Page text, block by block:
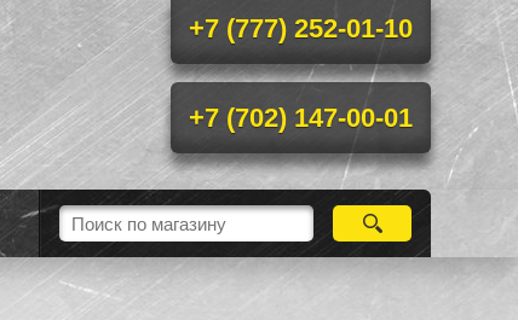
+7 (777) 252-01-10
+7 (702) 147-00-01